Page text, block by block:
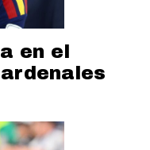
en el